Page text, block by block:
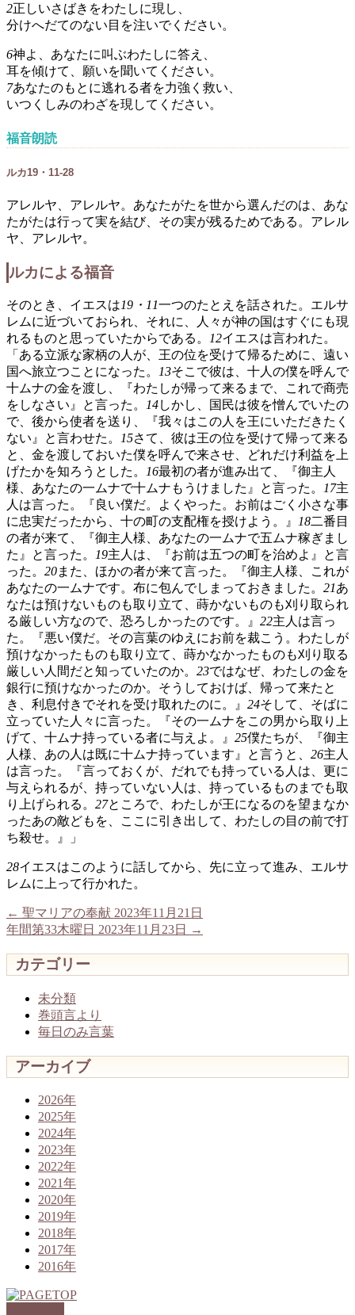
2正しいさばきをわたしに現し、
分けへだてのない目を注いでください。
6神よ、あなたに叫ぶわたしに答え、
耳を傾けて、願いを聞いてください。
7あなたのもとに逃れる者を力強く救い、
いつくしみのわざを現してください。
福音朗読
ルカ19・11-28
アレルヤ、アレルヤ。あなたがたを世から選んだのは、あな
たがたは行って実を結び、その実が残るためである。アレル
ヤ、アレルヤ。
ルカによる福音
そのとき、イエスは19・11一つのたとえを話された。エルサ
レムに近づいておられ、それに、人々が神の国はすぐにも現
れるものと思っていたからである。 12イエスは言われた。
「ある立派な家柄の人が、王の位を受けて帰るために、遠い
国へ旅立つことになった。 13そこで彼は、十人の僕を呼んで
十ムナの金を渡し、『わたしが帰って来るまで、これで商売
をしなさい』と言った。 14しかし、国民は彼を憎んでいたの
で、後から使者を送り、『我々はこの人を王にいただきたく
ない』と言わせた。 15さて、彼は王の位を受けて帰って来る
と、金を渡しておいた僕を呼んで来させ、どれだけ利益を上
げたかを知ろうとした。 16最初の者が進み出て、『御主人
様、あなたの一ムナで十ムナもうけました』と言った。 17主
人は言った。『良い僕だ。よくやった。お前はごく小さな事
に忠実だったから、十の町の支配権を授けよう。』 18二番目
の者が来て、『御主人様、あなたの一ムナで五ムナ稼ぎまし
た』と言った。 19主人は、『お前は五つの町を治めよ』と言
った。 20また、ほかの者が来て言った。『御主人様、これが
あなたの一ムナです。布に包んでしまっておきました。 21あ
なたは預けないものも取り立て、蒔かないものも刈り取られ
る厳しい方なので、恐ろしかったのです。』 22主人は言っ
た。『悪い僕だ。その言葉のゆえにお前を裁こう。わたしが
預けなかったものも取り立て、蒔かなかったものも刈り取る
厳しい人間だと知っていたのか。 23ではなぜ、わたしの金を
銀行に預けなかったのか。そうしておけば、帰って来たと
き、利息付きでそれを受け取れたのに。』 24そして、そばに
立っていた人々に言った。『その一ムナをこの男から取り上
げて、十ムナ持っている者に与えよ。』 25僕たちが、『御主
人様、あの人は既に十ムナ持っています』と言うと、 26主人
は言った。『言っておくが、だれでも持っている人は、更に
与えられるが、持っていない人は、持っているものまでも取
り上げられる。 27ところで、わたしが王になるのを望まなか
ったあの敵どもを、ここに引き出して、わたしの目の前で打
ち殺せ。』」
28イエスはこのように話してから、先に立って進み、エルサ
レムに上って行かれた。
← 聖マリアの奉献 2023年11月21日
年間第33木曜日 2023年11月23日
→
カテゴリー
未分類
巻頭言より
毎日のみ言葉
アーカイブ
2026年
2025年
2024年
2023年
2022年
2021年
2020年
2019年
2018年
2017年
2016年